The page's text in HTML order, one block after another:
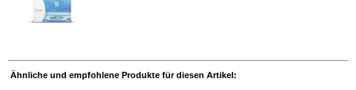
Ähnliche und empfohlene Produkte für diesen Artikel: